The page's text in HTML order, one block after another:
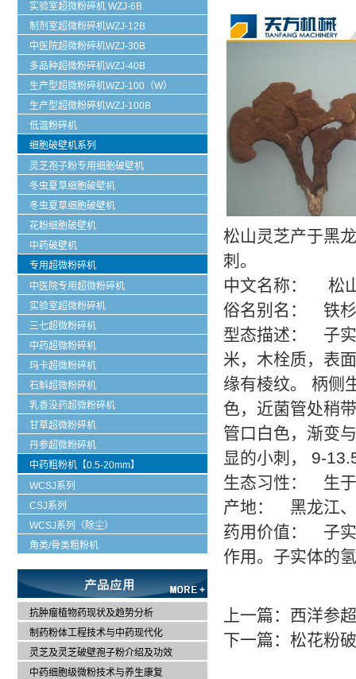
实验室超微粉碎机 WZJ-6B
制剂室超微粉碎机WZJ-12B
中医院超微粉碎机WZJ-30B
多品种超微粉碎机WZJ-40B
生产型超微粉碎机WZJ-100（W）
生产型超微粉碎机WZJ-100B
低温粉碎机
细胞破壁机系列
灵芝孢子粉专用细胞破壁机
冬虫夏草细胞破壁机
冬虫夏草细胞破壁机
花粉细胞破壁机
中药破壁机
专用超微粉碎机
中医院专用超微粉碎机
实验室超微粉碎机
三七超微粉碎机
中药超微粉碎机
玛卡超微粉碎机
石斛超微粉碎机
乳香没药超微粉碎机
甘草超微粉碎机
丹参超微粉碎机
中药粗粉机【0.5-20mm】
WCSJ系列
CSJ系列
WCSJ系列（除尘）
角类/骨类粗粉机
抗肿瘤植物药现状及趋势分析
制药粉体工程技术与中药现代化
灵芝及灵芝破壁孢子粉介绍及功效
中药细胞级微粉技术与养生康复
松山灵芝产于黑
刺。
中文名称： 松
俗名别名： 铁
型态描述： 子实
米，木栓质，表
缘有棱纹。 柄侧
色，近菌管处稍
管口白色，渐变
显的小刺， 9-
生态习性： 生
产地： 黑龙江
药用价值： 子实
作用。子实体的
上一篇： 西洋参
下一篇： 松花粉